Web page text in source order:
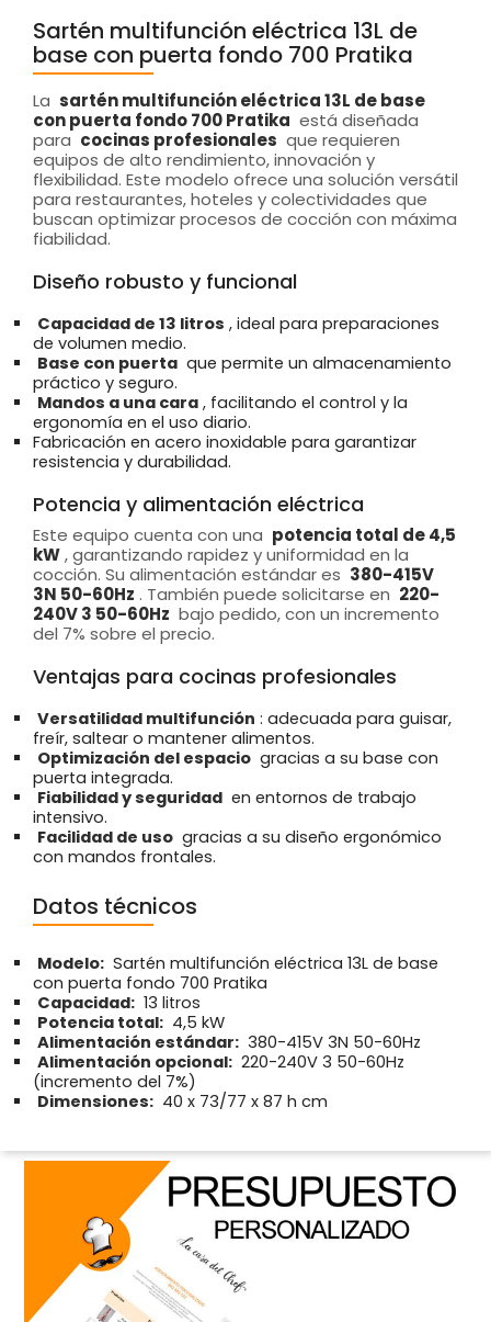
Sartén multifunción eléctrica 13L de
base con puerta fondo 700 Pratika
La sartén multifunción eléctrica 13L de base
con puerta fondo 700 Pratika está diseñada
para cocinas profesionales que requieren
equipos de alto rendimiento, innovación y
flexibilidad. Este modelo ofrece una solución versátil
para restaurantes, hoteles y colectividades que
buscan optimizar procesos de cocción con máxima
fiabilidad.
Diseño robusto y funcional
Capacidad de 13 litros , ideal para preparaciones
de volumen medio.
Base con puerta que permite un almacenamiento
práctico y seguro.
Mandos a una cara , facilitando el control y la
ergonomía en el uso diario.
Fabricación en acero inoxidable para garantizar
resistencia y durabilidad.
Potencia y alimentación eléctrica
Este equipo cuenta con una potencia total de 4,5
kW, garantizando rapidez y uniformidad en la
cocción. Su alimentación estándar es 380-415V
3N 50-60Hz . También puede solicitarse en 220-
240V 3 50-60Hz bajo pedido, con un incremento
del 7% sobre el precio.
Ventajas para cocinas profesionales
Versatilidad multifunción : adecuada para guisar,
freír, saltear o mantener alimentos.
Optimización del espacio gracias a su base con
puerta integrada.
Fiabilidad y seguridad en entornos de trabajo
intensivo.
Facilidad de uso gracias a su diseño ergonómico
con mandos frontales.
Datos técnicos
Modelo: Sartén multifunción eléctrica 13L de base
con puerta fondo 700 Pratika
Capacidad: 13 litros
Potencia total: 4,5 kW
Alimentación estándar: 380-415V 3N 50-60Hz
Alimentación opcional: 220-240V 3 50-60Hz
(incremento del 7%)
Dimensiones: 40 x 73/77 x 87 h cm